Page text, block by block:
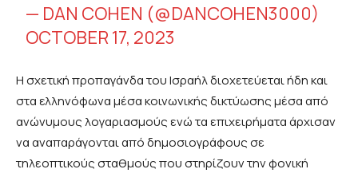
— DAN COHEN (@DANCOHEN3000)
OCTOBER 17, 2023
Η σχετική προπαγάνδα του Ισραήλ διοχετεύεται ήδη και
στα ελληνόφωνα μέσα κοινωνικής δικτύωσης μέσα από
ανώνυμους λογαριασμούς ενώ τα επιχειρήματα άρχισαν
να αναπαράγονται από δημοσιογράφους σε
τηλεοπτικούς σταθμούς που στηρίζουν την φονική